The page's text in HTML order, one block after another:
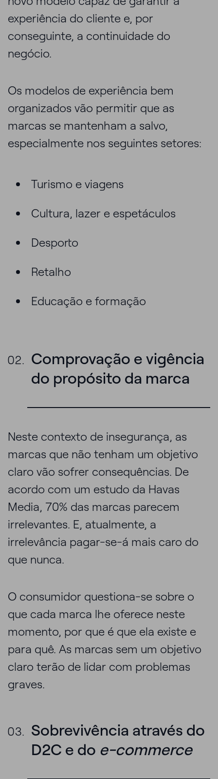
experiência do cliente e, por
conseguinte, a continuidade do
negócio.
Os modelos de experiência bem
organizados vão permitir que as
marcas se mantenham a salvo,
especialmente nos seguintes setores:
Turismo e viagens
Cultura, lazer e espetáculos
Desporto
Retalho
Educação e formação
Comprovação e vigência
do propósito da marca
Neste contexto de insegurança, as
marcas que não tenham um objetivo
claro vão sofrer consequências. De
acordo com um estudo da Havas
Media, 70% das marcas parecem
irrelevantes. E, atualmente, a
irrelevância pagar-se-á mais caro do
que nunca.
O consumidor questiona-se sobre o
que cada marca lhe oferece neste
momento, por que é que ela existe e
para quê. As marcas sem um objetivo
claro terão de lidar com problemas
graves.
Sobrevivência através do
D2C e do e-commerce